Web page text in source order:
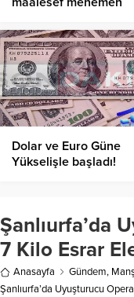
hazmedemediler
Dolar ve Euro Güne
Yükselişle başladı!
Şanlıurfa’da
7 Kilo Esrar
Anasayfa Gündem,
Şanlıurfa’da Uyuşturucu